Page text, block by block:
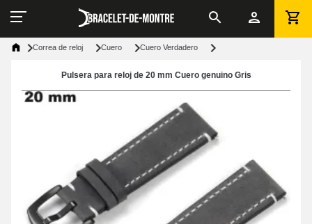
Correa de reloj Cuero Cuero Verdadero
Pulsera para reloj de 20 mm Cuero genuino Gris